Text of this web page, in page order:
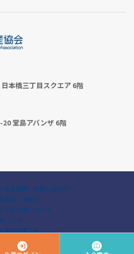
本橋三丁目スクエア 6階
堂島アバンザ 6階
ある質問・お問い合わせ
資料・手続き
トの利用について
リンク
情報保護方針
Association All Rights Reserved.